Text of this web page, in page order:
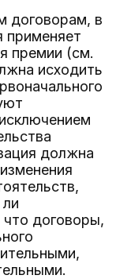
договорам, в
применяет
премии (см.
исходить
должна
что договоры,